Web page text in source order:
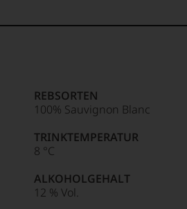
99–100 Punkte:
85–89 Punkte:
Tesdorpf
für
»Fine
Wine«,
für
edlen
Weine
REBSORTEN
100% Sauvignon Blanc
TRINKTEMPERATUR
8 °C
ALKOHOLGEHALT
12 % Vol.